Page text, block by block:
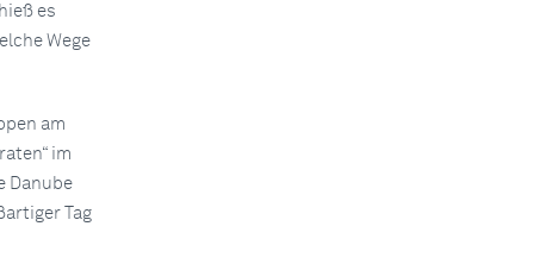
es
Wege
am
im
Danube
Tag